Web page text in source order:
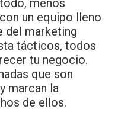
menos
un equipo lleno
del marketing
tácticos, todos
tu negocio.
que son
marcan la
de ellos.